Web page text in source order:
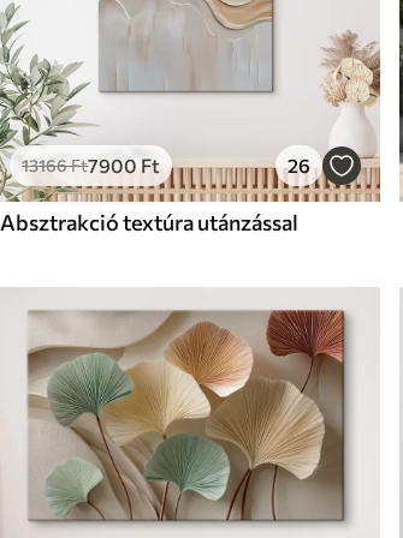
13166Ft7900 Ft 26
Absztrakció textúra utánzással